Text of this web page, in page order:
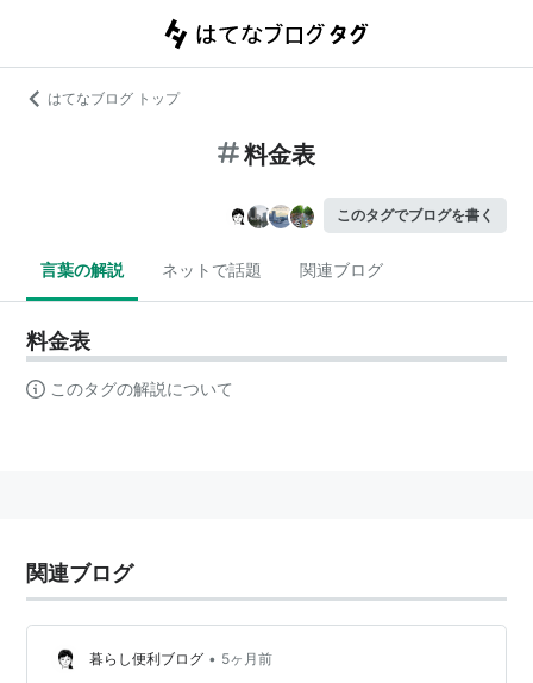
はてなブログ トップ
料金表
このタグでブログを書く
言葉の解説 ネットで話題 関連ブログ
料金表
このタグの解説について
関連ブログ
暮らし便利ブログ • 5ヶ月前